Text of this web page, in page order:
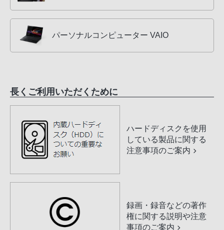
パーソナルコンピューター VAIO
長くご利用いただくために
ハードディスクを使用
している製品に関する
注意事項のご案内
録画・録音などの著作
権に関する説明や注意
事項のご案内